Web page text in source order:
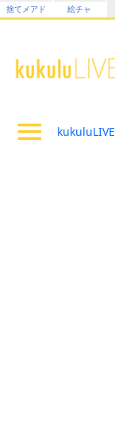
捨てメアド 絵チャ
kukuluLIVE